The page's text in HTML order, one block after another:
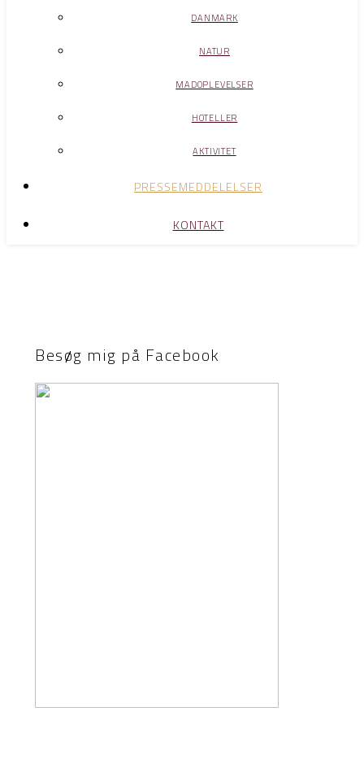
DANMARK
NATUR
MADOPLEVELSER
HOTELLER
AKTIVITET
PRESSEMEDDELELSER
KONTAKT
Besøg mig på Facebook